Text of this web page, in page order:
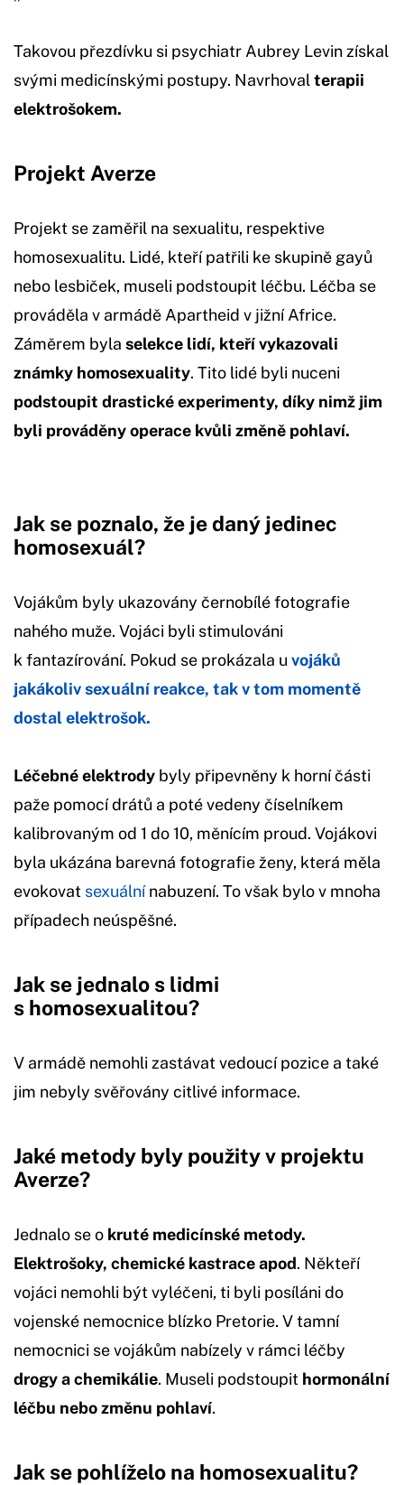
Takovou přezdívku si psychiatr Aubrey Levin získal
svými medicínskými postupy. Navrhoval terapii
elektrošokem.
Projekt Averze
Projekt se zaměřil na sexualitu, respektive
homosexualitu. Lidé, kteří patřili ke skupině gayů
nebo lesbiček, museli podstoupit léčbu. Léčba se
prováděla v armádě Apartheid v jižní Africe.
Záměrem byla selekce lidí, kteří vykazovali
známky homosexuality. Tito lidé byli nuceni
podstoupit drastické experimenty, díky nimž jim
byli prováděny operace kvůli změně pohlaví.
Jak se poznalo, že je daný jedinec
homosexuál?
Vojákům byly ukazovány černobílé fotografie
nahého muže. Vojáci byli stimulováni
k fantazírování. Pokud se prokázala u vojáků
jakákoliv sexuální reakce, tak v tom momentě
dostal elektrošok.
Léčebné elektrody byly připevněny k horní části
paže pomocí drátů a poté vedeny číselníkem
kalibrovaným od 1 do 10, měnícím proud. Vojákovi
byla ukázána barevná fotografie ženy, která měla
evokovat sexuálnínabuzení. To však bylo v mnoha
případech neúspěšné.
Jak se jednalo s lidmi
s homosexualitou?
V armádě nemohli zastávat vedoucí pozice a také
jim nebyly svěřovány citlivé informace.
Jaké metody byly použity v projektu
Averze?
Jednalo se o kruté medicínské metody.
Elektrošoky, chemické kastrace apod. Někteří
vojáci nemohli být vyléčeni, ti byli posíláni do
vojenské nemocnice blízko Pretorie. V tamní
nemocnici se vojákům nabízely v rámci léčby
drogy a chemikálie. Museli podstoupit hormonální
léčbu nebo změnu pohlaví.
Jak se pohlíželo na homosexualitu?